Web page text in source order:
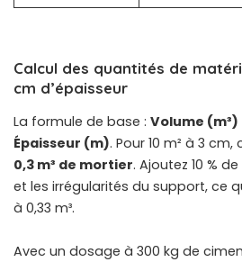
Calcul des quantités de
cm d’épaisseur
La formule de base : Volume (m³)
Épaisseur (m). Pour 10 m² à 3 cm,
0,3 m³ de mortier. Ajoutez 10 %
et les irrégularités du support, ce
à 0,33 m³.
Avec un dosage à 300 kg de